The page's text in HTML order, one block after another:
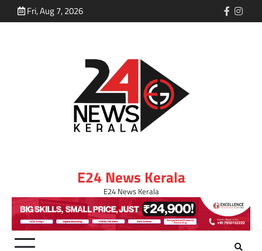
Fri, Aug 7, 2026
E24 News Kerala
E24 News Kerala